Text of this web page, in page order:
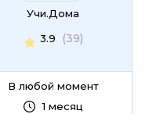
Учи.Дома
3.9
(39)
В любой момент
1 месяц